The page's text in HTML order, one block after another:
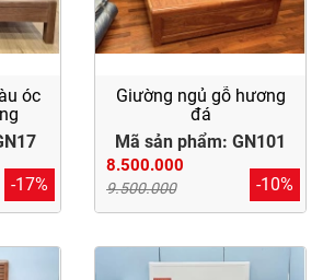
óc
-17%
Giường ngủ gỗ hương
đá
Mã sản phẩm: GN101
8.500.000
9.500.000 -10%